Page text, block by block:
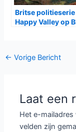
Britse politieserie
Happy Valley op
Bericht
← Vorige Bericht
Laat een
Het e-
velden zijn